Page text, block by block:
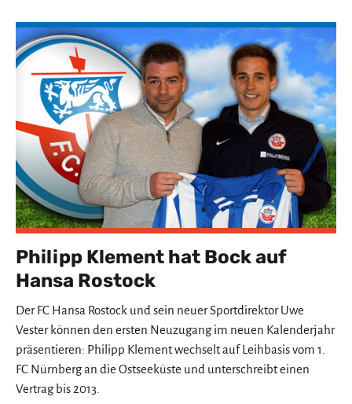
Philipp Klement hat Bock auf
Hansa Rostock
Der FC Hansa Rostock und sein neuer Sportdirektor Uwe
Vester können den ersten Neuzugang im neuen Kalenderjahr
präsentieren: Philipp Klement wechselt auf Leihbasis vom 1.
FC Nürnberg an die Ostseeküste und unterschreibt einen
Vertrag bis 2013.